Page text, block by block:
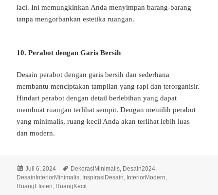
laci. Ini memungkinkan Anda menyimpan barang-barang
tanpa mengorbankan estetika ruangan.
10. Perabot dengan Garis Bersih
Desain perabot dengan garis bersih dan sederhana
membantu menciptakan tampilan yang rapi dan terorganisir.
Hindari perabot dengan detail berlebihan yang dapat
membuat ruangan terlihat sempit. Dengan memilih perabot
yang minimalis, ruang kecil Anda akan terlihat lebih luas
dan modern.
Diposkan
pada
Juli 6, 2024 Tag
DekorasiMinimalis Desain2024
DesainInteriorMinimalis InspirasiDesain InteriorModern
RuangEfisien RuangKecil